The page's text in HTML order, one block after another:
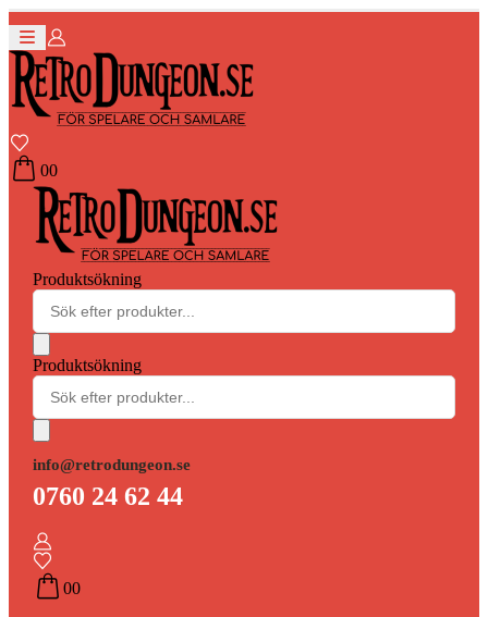
00
Produktsökning
Produktsökning
info@retrodungeon.se
0760 24 62 44
00